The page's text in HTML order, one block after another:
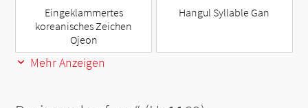
Eingeklammertes
koreanisches Zeichen
Ojeon
Hangul Syllable Gan
Mehr Anzeigen